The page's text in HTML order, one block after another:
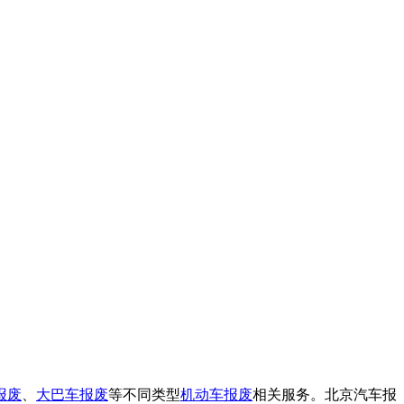
废 大巴车报废等不同类型机动车报废相关服务。北京汽车报